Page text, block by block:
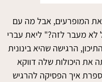
את המופרעים, אבל מה עם
לא מעבר לזה?" ליאת עברי
הרגישה שהיא בינונית
את היכולות שלה דווקא
איך הפסיקה להרגיש